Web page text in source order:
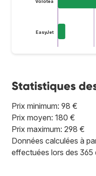
EasyJet
Statistiques
Prix minimum: 98 €
Prix moyen: 180 €
Prix maximum: 298 €
Données calculées à
effectuées lors des 365